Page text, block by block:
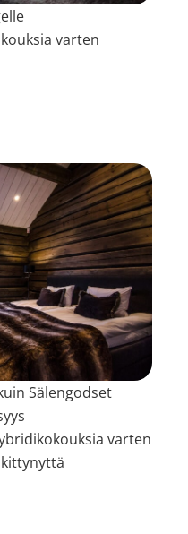
varten
Sälengodset
varten